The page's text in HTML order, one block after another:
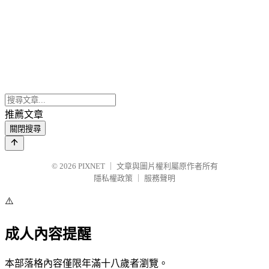
推薦文章
關閉搜尋
© 2026 PIXNET
文章與圖片權利屬原作者所有
隱私權政策
服務聲明
⚠️
成人內容提醒
本部落格內容僅限年滿十八歲者瀏覽。